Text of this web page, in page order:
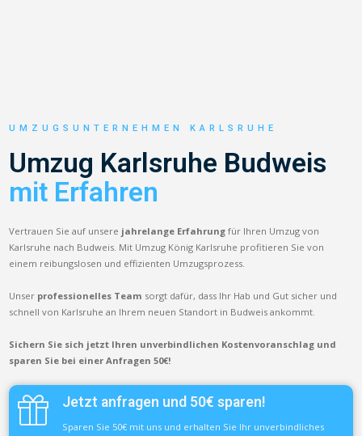
UMZUGSUNTERNEHMEN KARLSRUHE
Umzug Karlsruhe Budweis
mit Erfahren
Vertrauen Sie auf unsere jahrelange Erfahrung für Ihren Umzug von
Karlsruhe nach Budweis. Mit Umzug König Karlsruhe profitieren Sie von
einem reibungslosen und effizienten Umzugsprozess.
Unser professionelles Team sorgt dafür, dass Ihr Hab und Gut sicher und
schnell von Karlsruhe an Ihrem neuen Standort in Budweis ankommt.
Sichern Sie sich jetzt Ihren unverbindlichen Kostenvoranschlag und
sparen Sie bei einer Anfragen 50€!
Jetzt anfragen und 50€ sparen!
Sparen Sie 50€ mit uns und erhalten Sie Ihr unverbindliches